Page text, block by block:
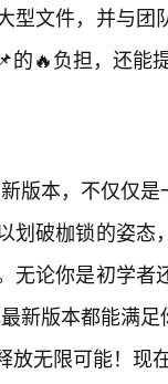
型文件，并与
的🔥负担，还能
版本，不仅仅是
划破枷锁的姿
无论你是初学
新版本都能满
放无限可能！现